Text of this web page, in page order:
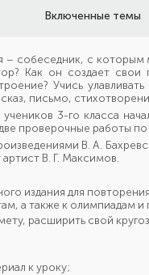
Включенные темы
– собеседник, с
Как он создает
Учись
письмо,
3-го класса
проверочные работы по
В. А.
В. Г. Максимов.
издания для
а также к олимпиадам
расширить свой
к уроку;